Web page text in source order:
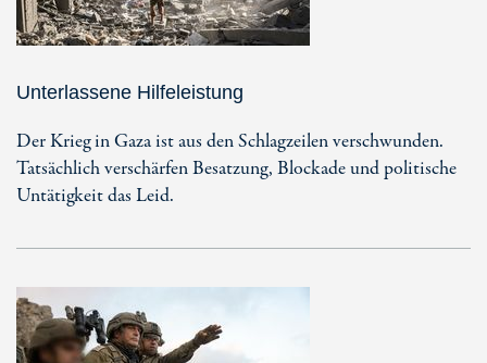
Unterlassene Hilfeleistung
Der Krieg in Gaza ist aus den Schlagzeilen verschwunden.
Tatsächlich verschärfen Besatzung, Blockade und politische
Untätigkeit das Leid.